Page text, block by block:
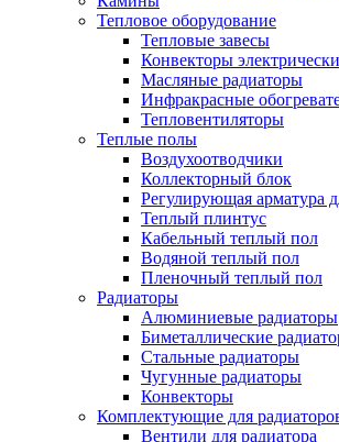
Тепловое оборудование
Тепловые завесы
Конвекторы
Масляные радиаторы
Инфракрасные
Тепловентиляторы
Теплые полы
Воздухоотводчики
Коллекторный блок
Регулирующая арматура
Теплый плинтус
Кабельный теплый пол
Водяной теплый пол
Пленочный теплый пол
Радиаторы
Алюминиевые радиаторы
Биметаллические
Стальные радиаторы
Чугунные радиаторы
Конвекторы
Комплектующие для
Вентили для радиатора